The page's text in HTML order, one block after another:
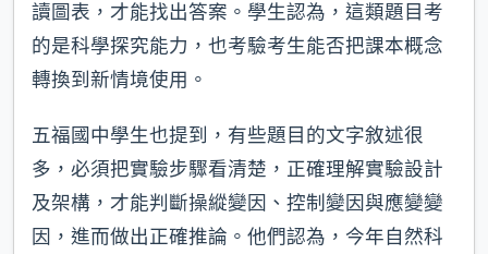
讀圖表，才能找出答案。學生認為，這類題目考
的是科學探究能力，也考驗考生能否把課本概念
轉換到新情境使用。
五福國中學生也提到，有些題目的文字敘述很
多，必須把實驗步驟看清楚，正確理解實驗設計
及架構，才能判斷操縱變因、控制變因與應變變
因，進而做出正確推論。他們認為，今年自然科